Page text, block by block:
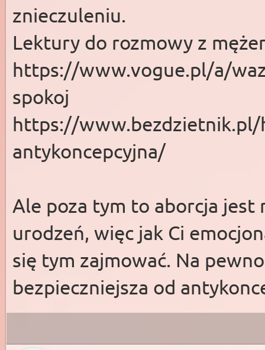
znieczuleniu.
Lektury do rozmowy z
https://www.vogue.pl/a/
spokoj
https://www.bezdzietnik.pl/
antykoncepcyjna/
Ale poza tym to aborcja
urodzeń, więc jak Ci
się tym zajmować. Na
bezpieczniejsza od